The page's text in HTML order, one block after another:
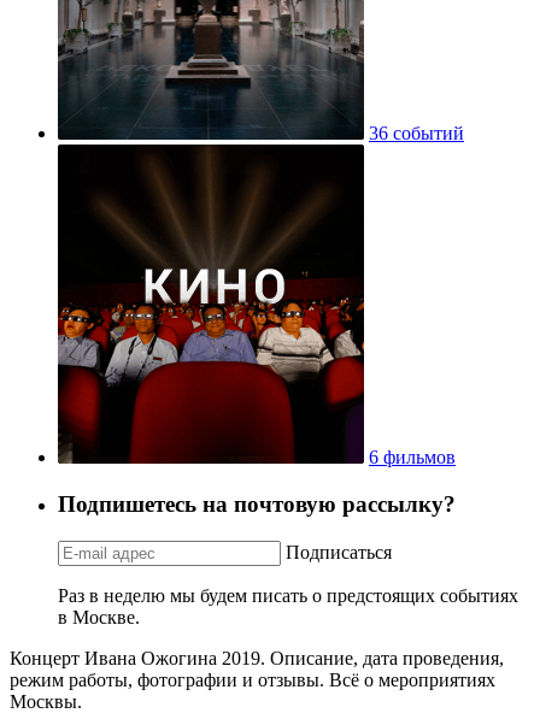
36 событий
6 фильмов
Подпишетесь на почтовую рассылку?
Подписаться
Раз в неделю мы будем писать о предстоящих событиях
в Москве.
Концерт Ивана Ожогина 2019. Описание, дата проведения,
режим работы, фотографии и отзывы. Всё о мероприятиях
Москвы.